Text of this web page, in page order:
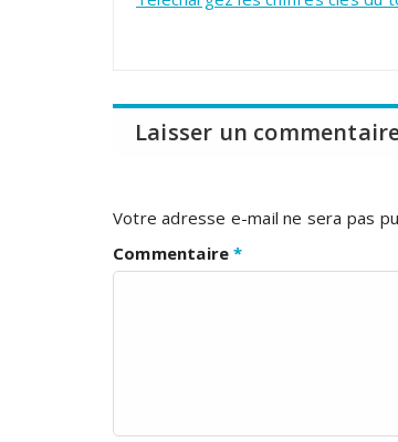
Laisser un
Votre adresse e-mail ne sera pas
Commentaire*